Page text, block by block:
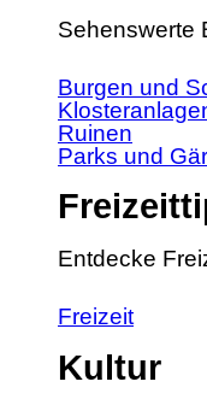
Sehenswerte
Burgen und
Ruinen
Parks und
Entdecke
Freizeit
Kultur